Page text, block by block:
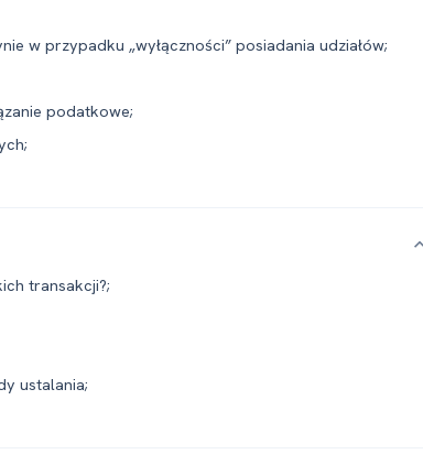
w przypadku „wyłączności” posiadania udziałów;
podatkowe;
transakcji?;
ustalania;